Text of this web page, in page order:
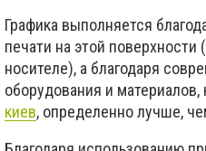
Графика выполняется
печати на этой
носителе), а благодаря
оборудования и
киев, определенно лучше,